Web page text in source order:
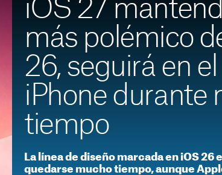
iOS 27
más polémico
26, seguirá en el
iPhone durante
tiempo
La línea de diseño marcada en iOS 26
quedarse mucho tiempo, aunque